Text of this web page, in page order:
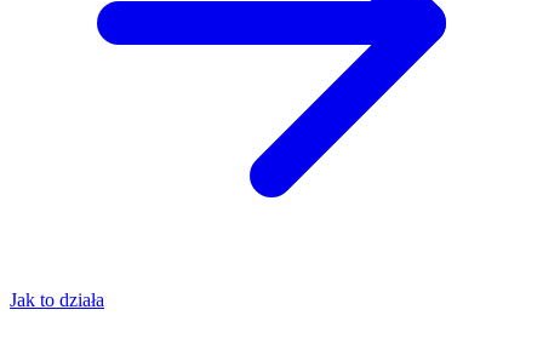
Jak to działa